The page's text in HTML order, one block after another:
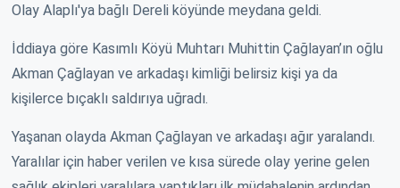
Olay Alaplı'ya bağlı Dereli köyünde meydana geldi.
İddiaya göre Kasımlı Köyü Muhtarı Muhittin Çağlayan’ın oğlu
Akman Çağlayan ve arkadaşı kimliği belirsiz kişi ya da
kişilerce bıçaklı saldırıya uğradı.
Yaşanan olayda Akman Çağlayan ve arkadaşı ağır yaralandı.
Yaralılar için haber verilen ve kısa sürede olay yerine gelen